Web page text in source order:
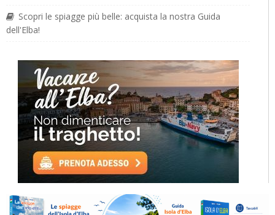
Scopri le spiagge più belle: acquista la nostra Guida
dell'Elba!